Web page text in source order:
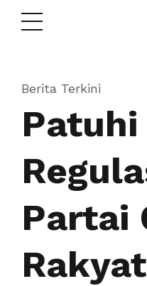
Berita Terkini
Patuhi
Partai
Rakyat